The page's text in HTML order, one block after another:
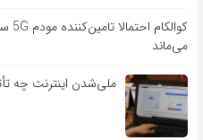
می‌ماند
ملی‌شدن اینترنت چه